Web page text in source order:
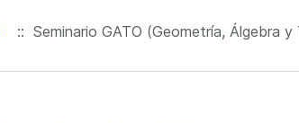
:: Seminario GATO (Geometría, Álgebra y